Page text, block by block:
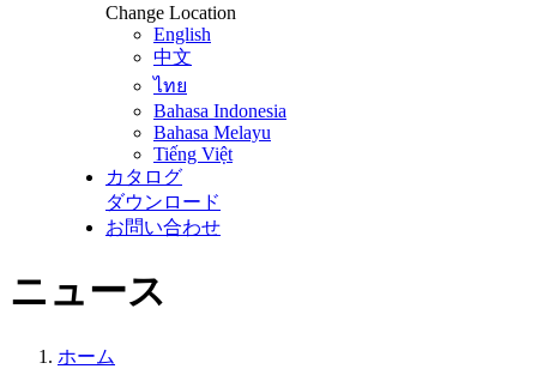
Change Location
English
中文
ไทย
Bahasa Indonesia
Bahasa Melayu
Tiếng Việt
カタログ
ダウンロード
お問い合わせ
ニュース
ホーム